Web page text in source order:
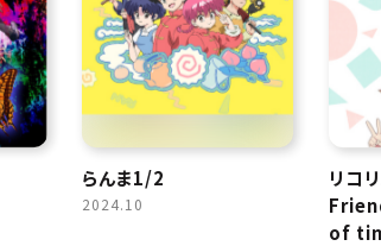
らんま1/2
2024.10
リコ
of